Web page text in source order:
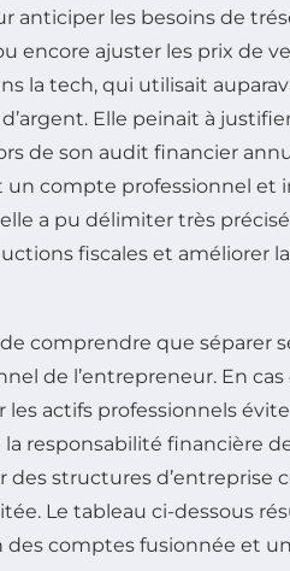
anticiper les besoins de
encore ajuster les prix de
la tech, qui utilisait
Elle peinait à
de son audit financier
un compte professionnel et
a pu délimiter très
fiscales et améliorer
comprendre que séparer
de l’entrepreneur. En
les actifs professionnels
la responsabilité financière
des structures d’entreprise
Le tableau ci-dessous
comptes fusionnée et